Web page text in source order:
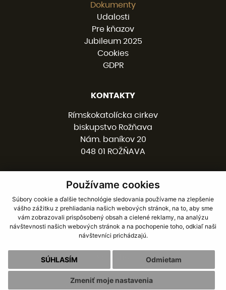
Používame cookies
Súbory cookie a ďalšie technológie sledovania používame na zlepšenie
vášho zážitku z prehliadania našich webových stránok, na to, aby sme
vám zobrazovali prispôsobený obsah a cielené reklamy, na analýzu
návštevnosti našich webových stránok a na pochopenie toho, odkiaľ naši
návštevníci prichádzajú.
SÚHLASÍM Odmietam
Zmeniť moje nastavenia
Dokumenty
Udalosti
Pre kňazov
Jubileum 2025
Cookies
GDPR
KONTAKTY
Rímskokatolícka cirkev
biskupstvo Rožňava
Nám. baníkov 20
048 01 ROŽŇAVA
058 / 78 77 201
kancelaria@burv.sk
SOCIÁLNE SIETE
webdesign|webex.digital